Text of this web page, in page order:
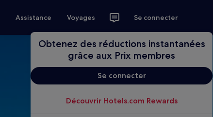
Assistance Voyages Se connecter
Obtenez des réductions instantanées
grâce aux Prix membres
Se connecter
Découvrir Hotels.com Rewards